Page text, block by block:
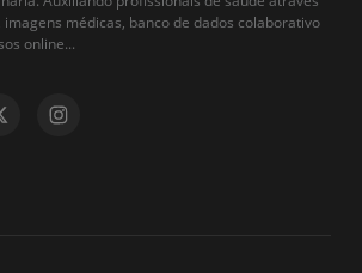
médicas, banco de dados colaborativo
online...